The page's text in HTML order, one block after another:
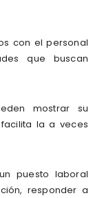
con el personal
que buscan
mostrar su
la a veces
puesto laboral
responder a